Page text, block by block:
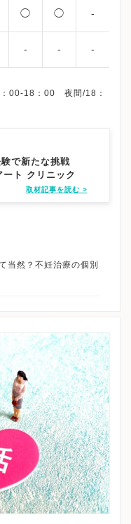
◯ ◯ -
- - -
00-18：00 夜間/18：
で新たな挑戦
ト クリニック
取材記事を読む >
当然？不妊治療の個別